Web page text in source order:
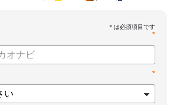
方
ンダと質問例
*
*